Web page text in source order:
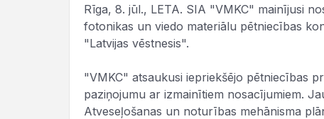
Rīga, 8. jūl., LETA. SIA "VMKC" mainījusi
fotonikas un viedo materiālu pētniecības
"Latvijas vēstnesis".
"VMKC" atsaukusi iepriekšējo pētniecības
paziņojumu ar izmainītiem nosacījumiem.
Atveseļošanas un noturības mehānisma